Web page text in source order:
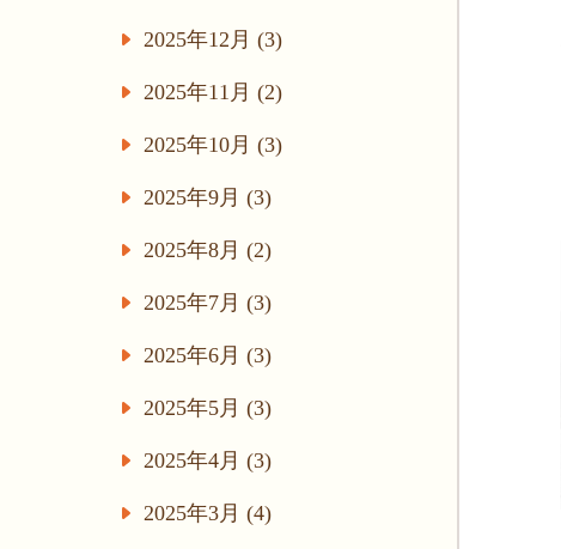
2025年12月 (3)
2025年11月 (2)
2025年10月 (3)
2025年9月 (3)
2025年8月 (2)
2025年7月 (3)
2025年6月 (3)
2025年5月 (3)
2025年4月 (3)
2025年3月 (4)